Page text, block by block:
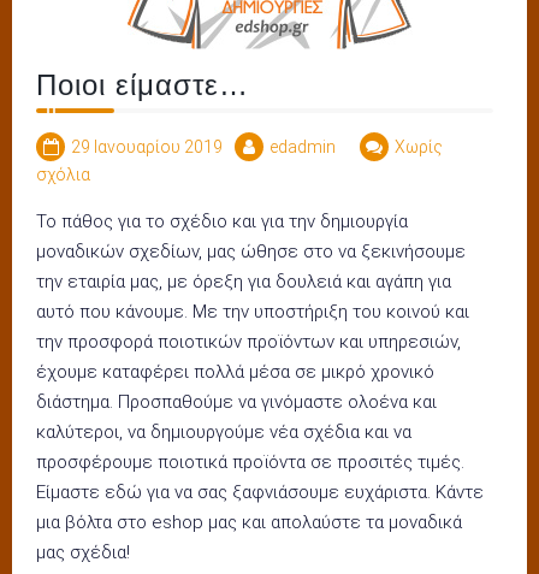
Ποιοι είμαστε…
29 Ιανουαρίου 2019 edadmin
Χωρίς
σχόλια
Το πάθος για το σχέδιο και για την δημιουργία
μοναδικών σχεδίων, μας ώθησε στο να ξεκινήσουμε
την εταιρία μας, με όρεξη για δουλειά και αγάπη για
αυτό που κάνουμε. Με την υποστήριξη του κοινού και
την προσφορά ποιοτικών προϊόντων και υπηρεσιών,
έχουμε καταφέρει πολλά μέσα σε μικρό χρονικό
διάστημα. Προσπαθούμε να γινόμαστε ολοένα και
καλύτεροι, να δημιουργούμε νέα σχέδια και να
προσφέρουμε ποιοτικά προϊόντα σε προσιτές τιμές.
Είμαστε εδώ για να σας ξαφνιάσουμε ευχάριστα. Κάντε
μια βόλτα στο eshop μας και απολαύστε τα μοναδικά
μας σχέδια!